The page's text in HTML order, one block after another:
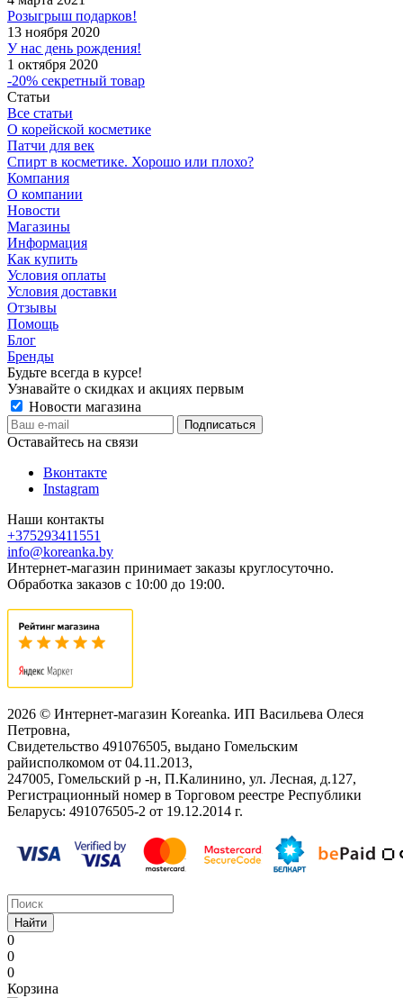
Розыгрыш подарков!
13 ноября 2020
У нас день рождения!
1 октября 2020
-20% секретный товар
Статьи
Все статьи
О корейской косметике
Патчи для век
Спирт в косметике. Хорошо или плохо?
Компания
О компании
Новости
Магазины
Информация
Как купить
Условия оплаты
Условия доставки
Отзывы
Помощь
Блог
Бренды
Будьте всегда в курсе!
Узнавайте о скидках и акциях первым
Новости магазина
Оставайтесь на связи
Вконтакте
Instagram
Наши контакты
+375293411551
info@koreanka.by
Интернет-магазин принимает заказы круглосуточно.
Обработка заказов с 10:00 до 19:00.
2026 © Интернет-магазин Koreanka. ИП Васильева Олеся
Петровна,
Свидетельство ‎491076505, выдано Гомельским
райисполкомом от 04.11.2013,
247005, Гомельский р -н, П.Калинино, ул. Лесная, д.127,
Регистрационный номер в Торговом реестре Республики
Беларусь: ‎491076505-2 от 19.12.2014 г.
Найти
0
0
0
Корзина